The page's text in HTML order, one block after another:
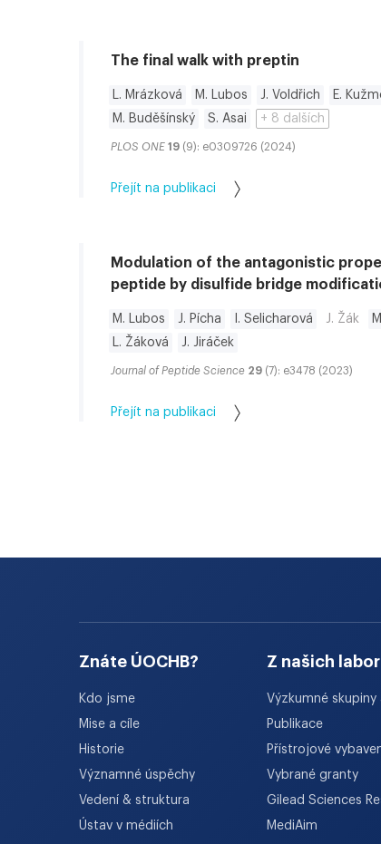
The final walk with preptin
L. Mrázková M. Lubos J. Voldřich E.
M. Buděšínský
S. Asai + 8 dalších
PLOS ONE 19 (9): e0309726 (2024)
Přejít na publikaci
Modulation of the antagonistic
peptide by disulfide bridge
M. Lubos J. Pícha I. Selicharová J. Žák
L. Žáková
J. Jiráček
Journal of Peptide Science 29 (7): e3478 (2023)
Přejít na publikaci
Znáte ÚOCHB?
Kdo jsme
Mise a cíle
Historie
Významné úspěchy
Vedení & struktura
Ústav v médiích
Z našich
Výzkumné
Publikace
Přístrojové
Vybrané granty
Gilead Sciences
MediAim